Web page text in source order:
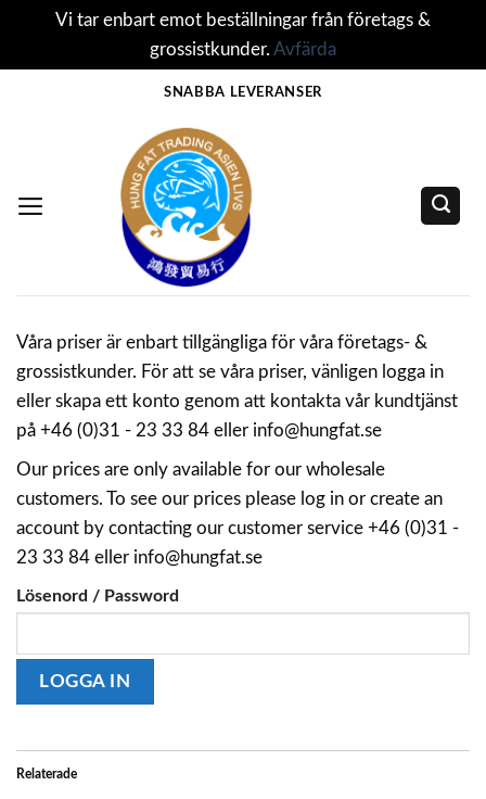
Vi tar enbart emot beställningar från företags &
grossistkunder. Avfärda
SNABBA LEVERANSER
Våra priser är enbart tillgängliga för våra företags- &
grossistkunder. För att se våra priser, vänligen logga in
eller skapa ett konto genom att kontakta vår kundtjänst
på +46 (0)31 - 23 33 84 eller info@hungfat.se
Our prices are only available for our wholesale
customers. To see our prices please log in or create an
account by contacting our customer service +46 (0)31 -
23 33 84 eller info@hungfat.se
Lösenord / Password
Relaterade